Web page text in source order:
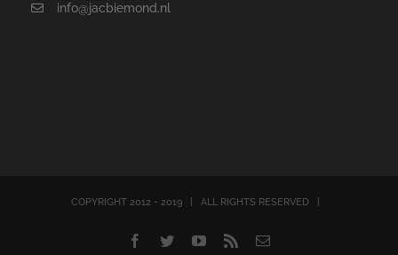
info@jacbiemond.nl
COPYRIGHT 2012 - 2019 | ALL RIGHTS RESERVED |
Facebook
TwitterYouTube
Rss Email